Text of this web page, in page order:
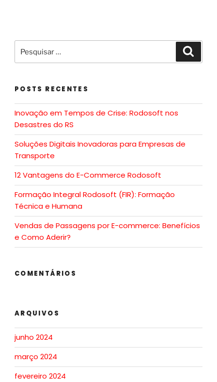
POSTS RECENTES
Inovação em Tempos de Crise: Rodosoft nos
Desastres do RS
Soluções Digitais Inovadoras para Empresas de
Transporte
12 Vantagens do E-Commerce Rodosoft
Formação Integral Rodosoft (FIR): Formação
Técnica e Humana
Vendas de Passagens por E-commerce: Benefícios
e Como Aderir?
COMENTÁRIOS
ARQUIVOS
junho 2024
março 2024
fevereiro 2024